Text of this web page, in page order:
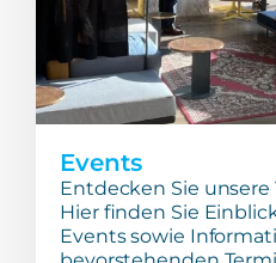
Events
Entdecken Sie
Hier finden Sie
Events sowie